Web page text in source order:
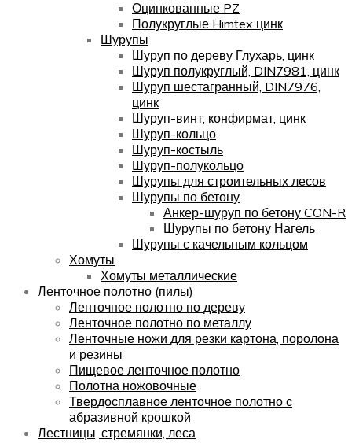
Оцинкованные PZ
Полукруглые Himtex цинк
Шурупы
Шуруп по дереву Глухарь, цинк
Шуруп полукруглый, DIN7981, цинк
Шуруп шестагранный, DIN7976,
цинк
Шуруп-винт, конфирмат, цинк
Шуруп-кольцо
Шуруп-костыль
Шуруп-полукольцо
Шурупы для строительных лесов
Шурупы по бетону
Анкер-шуруп по бетону CON-R
Шурупы по бетону Нагель
Шурупы с качельным кольцом
Хомуты
Хомуты металлические
Ленточное полотно (пилы)
Ленточное полотно по дереву
Ленточное полотно по металлу
Ленточные ножи для резки картона, поролона
и резины
Пищевое ленточное полотно
Полотна ножовочные
Твердосплавное ленточное полотно с
абразивной крошкой
Лестницы, стремянки, леса